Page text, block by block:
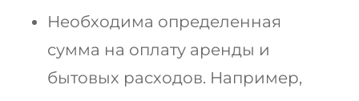
Необходима определенная
сумма на оплату аренды и
бытовых расходов. Например,